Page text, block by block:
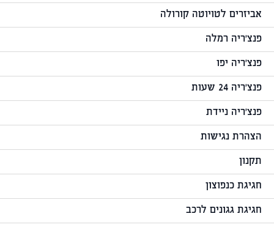
אביזרים לטויוטה קורולה
פנצ'ריה רמלה
פנצ'ריה יפו
פנצ'ריה 24 שעות
פנצ'ריה ניידת
הצהרת נגישות
תקנון
חגיגת כנפוצון
חגיגת גגונים לרכב